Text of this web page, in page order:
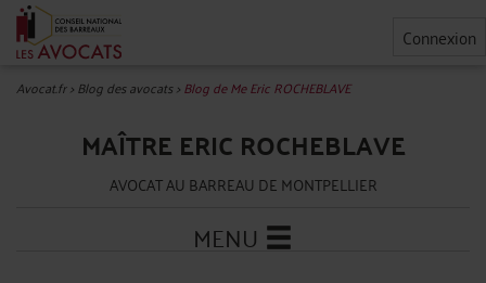
Connexion
Avocat.fr>Blog des avocats>Blog de Me Eric ROCHEBLAVE
MAÎTRE ERIC ROCHEBLAVE
AVOCAT AU BARREAU DE MONTPELLIER
MENU